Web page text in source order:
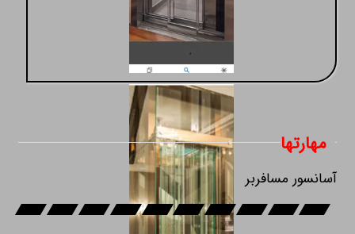
مهارتها
آسانسور مسافربر